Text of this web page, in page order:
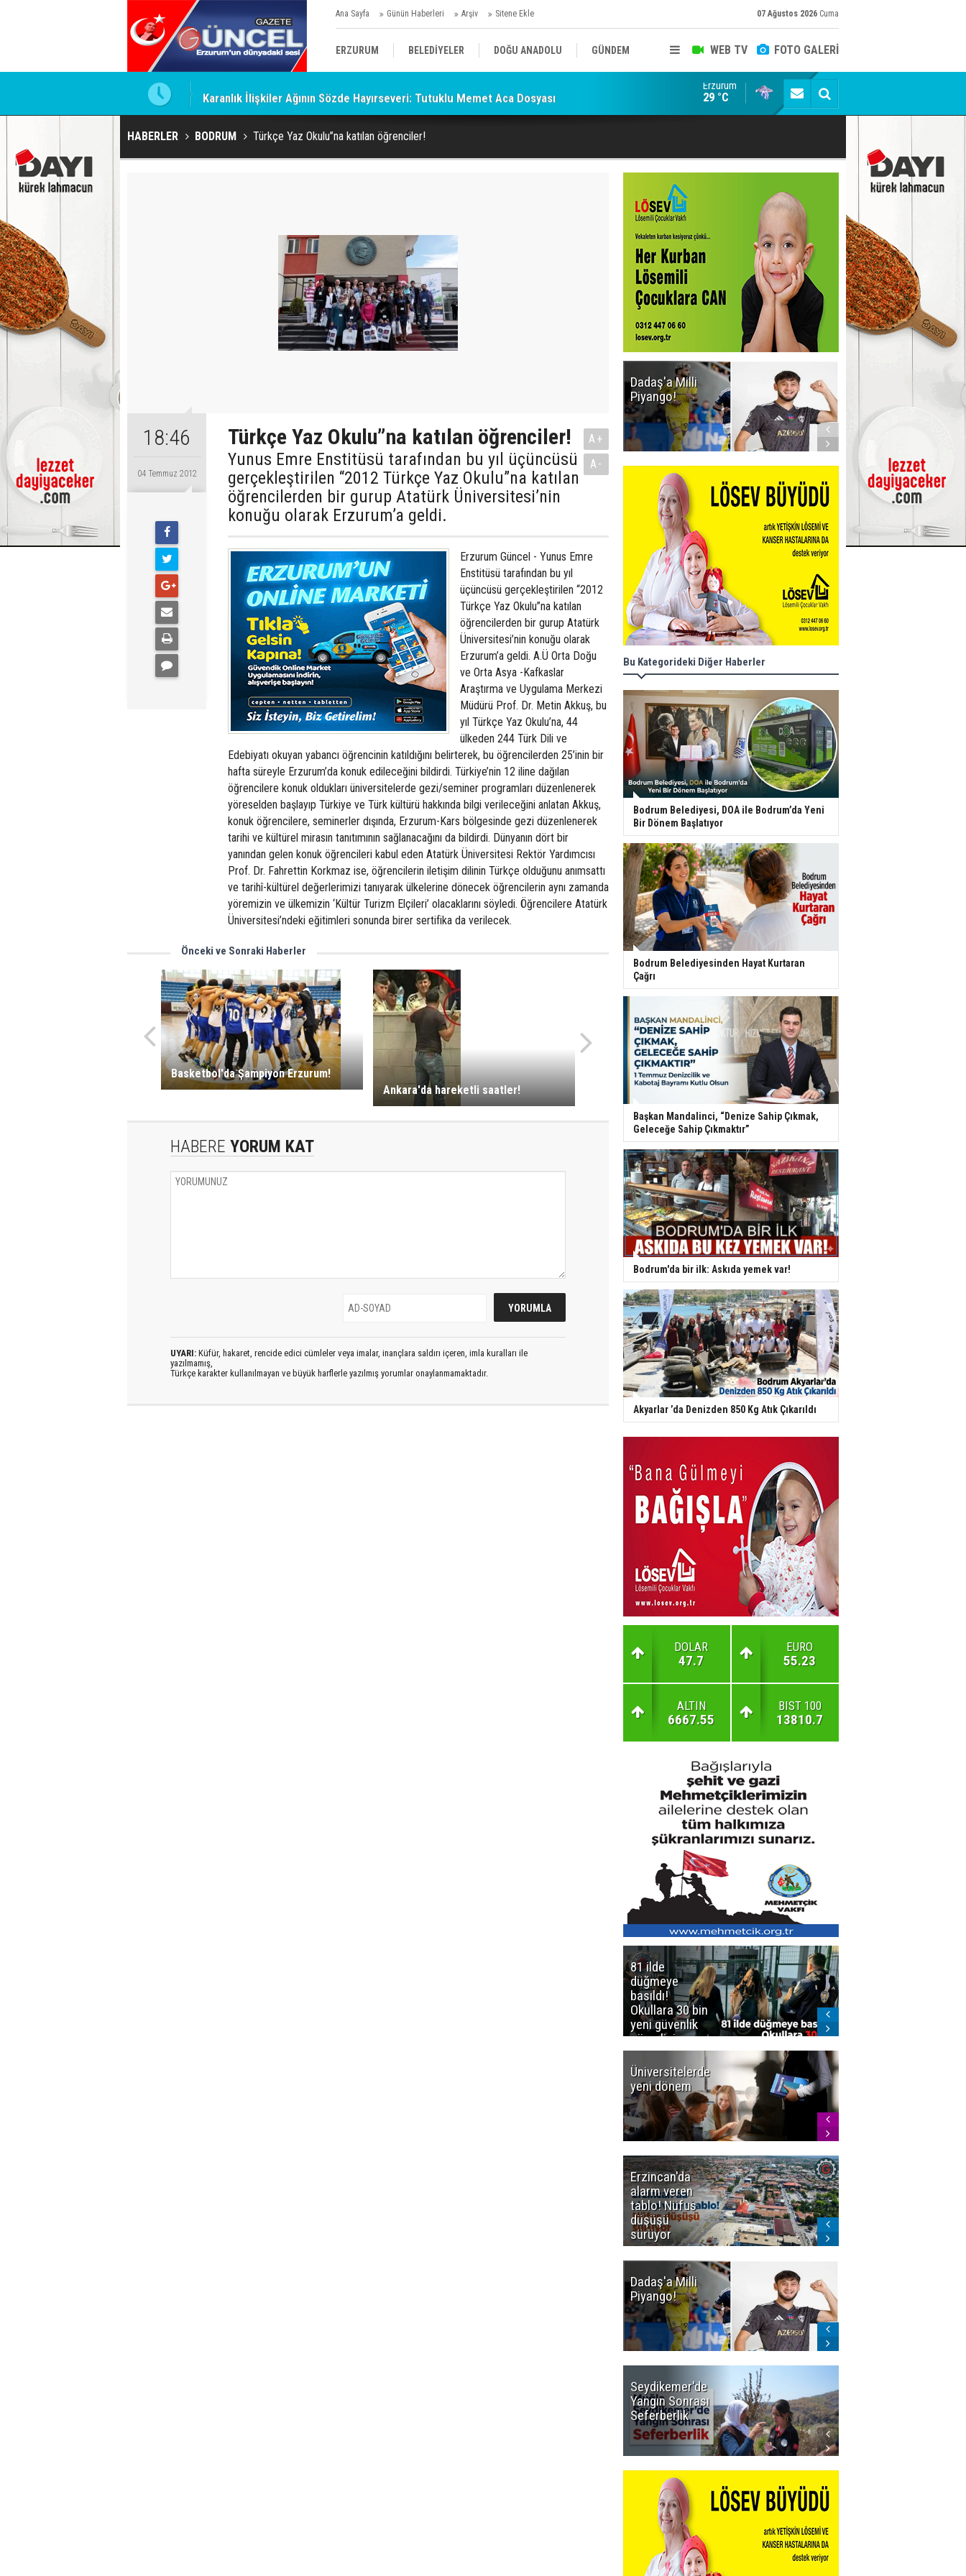
Ana Sayfa Günün Haberleri Arşiv Sitene Ekle 07 Ağustos 2026 Cuma
WEB TV FOTO GALERİ
ERZURUM BELEDİYELER DOĞU ANADOLU GÜNDEM
SİYASET AFAD/ SAVAŞ SPOR
KÜLTÜR/SANAT//MAĞAZİN
Karanlık İlişkiler Ağının Sözde Hayırseveri: Tutuklu Memet Aca Dosyası Dadaş'a Milli Piyango!
Erzurum
29 °C
HABERLER BODRUM Türkçe Yaz Okulu”na katılan öğrenciler!
18:46
04 Temmuz 2012
Türkçe Yaz Okulu”na katılan öğrenciler!
Yunus Emre Enstitüsü tarafından bu yıl üçüncüsü
gerçekleştirilen “2012 Türkçe Yaz Okulu”na katılan
öğrencilerden bir gurup Atatürk Üniversitesi’nin
konuğu olarak Erzurum’a geldi.
A+
A-
Erzurum Güncel - Yunus Emre
Enstitüsü tarafından bu yıl
üçüncüsü gerçekleştirilen “2012
Türkçe Yaz Okulu”na katılan
öğrencilerden bir gurup Atatürk
Üniversitesi’nin konuğu olarak
Erzurum’a geldi. A.Ü Orta Doğu
ve Orta Asya -Kafkaslar
Araştırma ve Uygulama Merkezi
Müdürü Prof. Dr. Metin Akkuş, bu
yıl Türkçe Yaz Okulu’na, 44
ülkeden 244 Türk Dili ve
Edebiyatı okuyan yabancı öğrencinin katıldığını belirterek, bu öğrencilerden 25’inin bir
hafta süreyle Erzurum’da konuk edileceğini bildirdi. Türkiye’nin 12 iline dağılan
öğrencilere konuk oldukları üniversitelerde gezi/seminer programları düzenlenerek
yöreselden başlayıp Türkiye ve Türk kültürü hakkında bilgi verileceğini anlatan Akkuş,
konuk öğrencilere, seminerler dışında, Erzurum-Kars bölgesinde gezi düzenlenerek
tarihi ve kültürel mirasın tanıtımının sağlanacağını da bildirdi. Dünyanın dört bir
yanından gelen konuk öğrencileri kabul eden Atatürk Üniversitesi Rektör Yardımcısı
Prof. Dr. Fahrettin Korkmaz ise, öğrencilerin iletişim dilinin Türkçe olduğunu anımsattı
ve tarihî-kültürel değerlerimizi tanıyarak ülkelerine dönecek öğrencilerin aynı zamanda
yöremizin ve ülkemizin ‘Kültür Turizm Elçileri’ olacaklarını söyledi. Öğrencilere Atatürk
Üniversitesi’ndeki eğitimleri sonunda birer sertifika da verilecek.
Önceki ve Sonraki Haberler
Basketbol'da Şampiyon Erzurum!
Ankara'da hareketli saatler!
HABERE YORUM KAT
UYARI: Küfür, hakaret, rencide edici cümleler veya imalar, inançlara saldırı içeren, imla kuralları ile
yazılmamış,
Türkçe karakter kullanılmayan ve büyük harflerle yazılmış yorumlar onaylanmamaktadır.
Dadaş'a Milli
Piyango!
Bu Kategorideki Diğer Haberler
Bodrum Belediyesi, DOA ile Bodrum’da Yeni
Bir Dönem Başlatıyor
Bodrum Belediyesinden Hayat Kurtaran
Çağrı
Başkan Mandalinci, “Denize Sahip Çıkmak,
Geleceğe Sahip Çıkmaktır”
Bodrum'da bir ilk: Askıda yemek var!
Akyarlar ’da Denizden 850 Kg Atık Çıkarıldı
DOLAR
47.7
EURO
55.23
ALTIN
6667.55
BIST 100
13810.7
81 ilde
düğmeye
basıldı!
Okullara 30 bin
yeni güvenlik
görevlisi
Üniversitelerde
yeni dönem
Erzincan'da
alarm veren
tablo! Nüfus
düşüşü
sürüyor
Dadaş'a Milli
Piyango!
Seydikemer'de
Yangın Sonrası
Seferberlik